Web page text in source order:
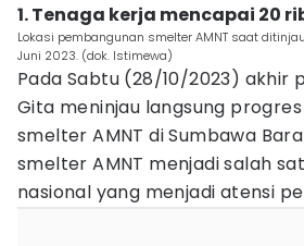
1. Tenaga kerja mencapai 20
Lokasi pembangunan smelter AMNT saat
Juni 2023. (dok. Istimewa)
Pada Sabtu (28/10/2023) akhir
Gita meninjau langsung
smelter AMNT di Sumbawa
smelter AMNT menjadi salah
nasional yang menjadi atensi